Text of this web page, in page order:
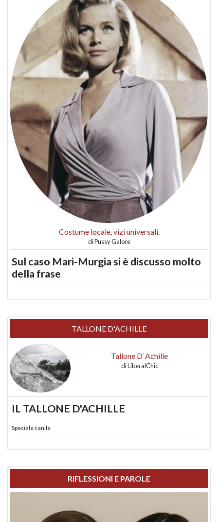
Costume locale, vizi universali.
diPussy Galore
Sul caso Mari-Murgia si è discusso molto
della frase
TALLONE D'ACHILLE
Tallone D`Achille
diLiberalChic
IL TALLONE D'ACHILLE
Speciale canile
RIFLESSIONI E PAROLE